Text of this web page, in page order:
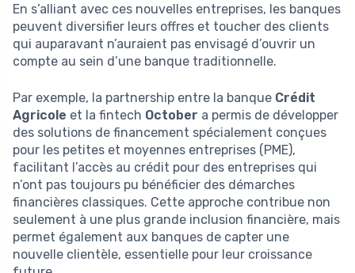
En s’alliant avec ces nouvelles entreprises, les banques
peuvent diversifier leurs offres et toucher des clients
qui auparavant n’auraient pas envisagé d’ouvrir un
compte au sein d’une banque traditionnelle.
Par exemple, la partnership entre la banque Crédit
Agricole et la fintech October a permis de développer
des solutions de financement spécialement conçues
pour les petites et moyennes entreprises (PME),
facilitant l’accès au crédit pour des entreprises qui
n’ont pas toujours pu bénéficier des démarches
financières classiques. Cette approche contribue non
seulement à une plus grande inclusion financière, mais
permet également aux banques de capter une
nouvelle clientèle, essentielle pour leur croissance